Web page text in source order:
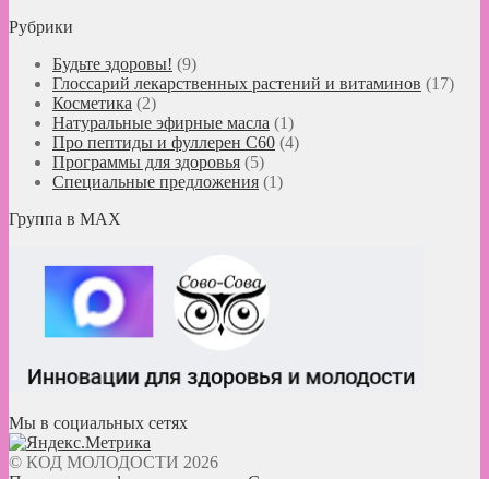
Рубрики
Будьте здоровы! (9)
Глоссарий лекарственных растений и витаминов (17)
Косметика (2)
Натуральные эфирные масла (1)
Про пептиды и фуллерен C60 (4)
Программы для здоровья (5)
Специальные предложения (1)
Группа в MAX
Мы в социальных сетях
© КОД МОЛОДОСТИ 2026